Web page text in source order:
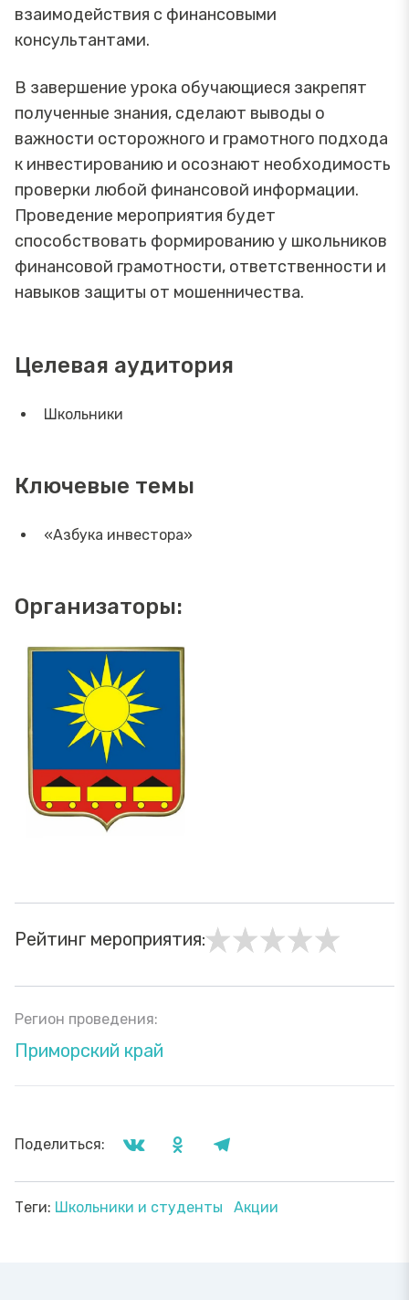
взаимодействия с финансовыми
консультантами.
В завершение урока обучающиеся закрепят
полученные знания, сделают выводы о
важности осторожного и грамотного подхода
к инвестированию и осознают необходимость
проверки любой финансовой информации.
Проведение мероприятия будет
способствовать формированию у школьников
финансовой грамотности, ответственности и
навыков защиты от мошенничества.
Целевая аудитория
Школьники
Ключевые темы
«Азбука инвестора»
Организаторы:
Рейтинг мероприятия:
Регион проведения:
Приморский край
Поделиться:
Теги: Школьники и студенты Акции